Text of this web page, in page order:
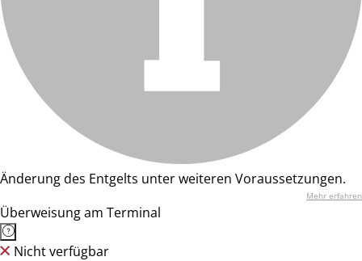
Änderung des Entgelts unter weiteren Voraussetzungen.
Mehr erfahren
Überweisung am Terminal
Nicht verfügbar